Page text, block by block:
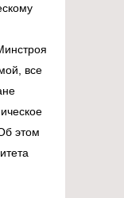
все
этом